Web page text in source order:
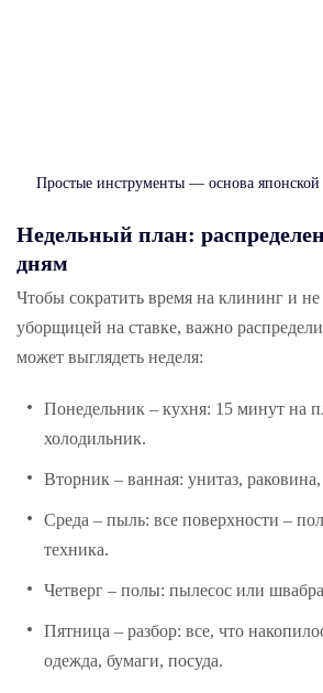
Простые инструменты — основа
Недельный план:
дням
Чтобы сократить время на клининг и не
уборщицей на ставке, важно
может выглядеть неделя:
Понедельник – кухня: 15 минут на
холодильник.
Вторник – ванная: унитаз, раковина,
Среда – пыль: все поверхности –
техника.
Четверг – полы: пылесос или
Пятница – разбор: все, что
одежда, бумаги, посуда.